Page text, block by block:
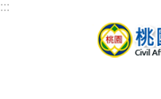
跳到主要內容區塊
:::